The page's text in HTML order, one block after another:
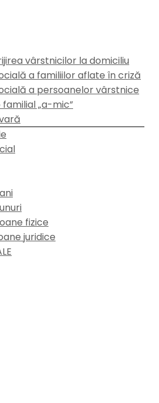
vârstnicilor la domiciliu
a familiilor aflate în criză
a persoanelor vârstnice
„a-mic”
fizice
juridice